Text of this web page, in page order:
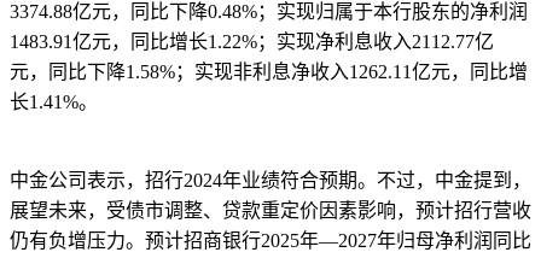
3374.88亿元，同比下降0.48%；实现归属于本行股东的净利润
1483.91亿元，同比增长1.22%；实现净利息收入2112.77亿
元，同比下降1.58%；实现非利息净收入1262.11亿元，同比增
长1.41%。
中金公司表示，招行2024年业绩符合预期。不过，中金提到，
展望未来，受债市调整、贷款重定价因素影响，预计招行营收
仍有负增压力。预计招商银行2025年—2027年归母净利润同比